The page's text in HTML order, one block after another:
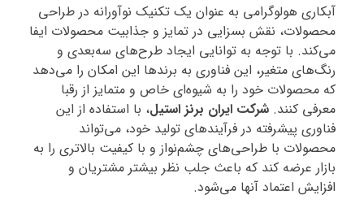
آبکاری هولوگرامی به عنوان یک تکنیک نوآورانه در طراحی
محصولات، نقش بسزایی در تمایز و جذابیت محصولات ایفا
می‌کند. با توجه به توانایی ایجاد طرح‌های سه‌بعدی و
رنگ‌های متغیر، این فناوری به برندها این امکان را می‌دهد
که محصولات خود را به شیوه‌ای خاص و متمایز از رقبا
معرفی کنند. شرکت ایران برنز استیل، با استفاده از این
فناوری پیشرفته در فرآیندهای تولید خود، می‌تواند
محصولات با طراحی‌های چشم‌نواز و با کیفیت بالاتری را به
بازار عرضه کند که باعث جلب نظر بیشتر مشتریان و
افزایش اعتماد آنها می‌شود.